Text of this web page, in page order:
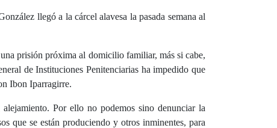
llegó a la cárcel alavesa la pasada semana al
prisión próxima al domicilio familiar, más si cabe,
de Instituciones Penitenciarias ha impedido que
Ibon Iparragirre.
Por ello no podemos sino denunciar la
que se están produciendo y otros inminentes, para